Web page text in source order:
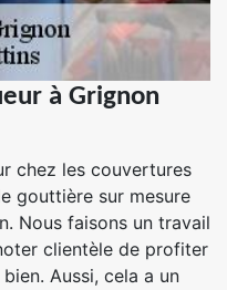
à Grignon
chez les couvertures
gouttière sur mesure
Nous faisons un travail
clientèle de profiter
Aussi, cela a un